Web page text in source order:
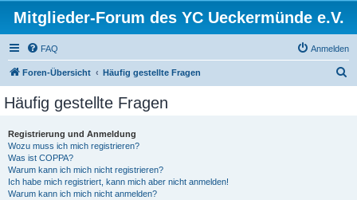
Mitglieder-Forum des YC Ueckermünde e.V.
FAQ Anmelden
Foren-Übersicht Häufig gestellte Fragen
Häufig gestellte Fragen
Registrierung und Anmeldung
Wozu muss ich mich registrieren?
Was ist COPPA?
Warum kann ich mich nicht registrieren?
Ich habe mich registriert, kann mich aber nicht anmelden!
Warum kann ich mich nicht anmelden?